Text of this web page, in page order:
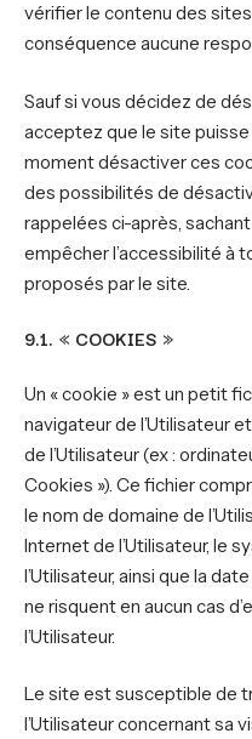
vérifier le contenu des sites
conséquence aucune
Sauf si vous décidez de
acceptez que le site
moment désactiver ces
des possibilités de
rappelées ci-après,
empêcher l’accessibilité à
proposés par le site.
9.1. « COOKIES »
Un « cookie » est un petit
navigateur de l’Utilisateur
de l’Utilisateur (ex :
Cookies »). Ce fichier
le nom de domaine de
Internet de l’Utilisateur, le
l’Utilisateur, ainsi que la
ne risquent en aucun cas
l’Utilisateur.
Le site est susceptible de
l’Utilisateur concernant sa